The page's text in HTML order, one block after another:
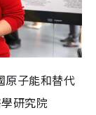
原子能和替代
研究院